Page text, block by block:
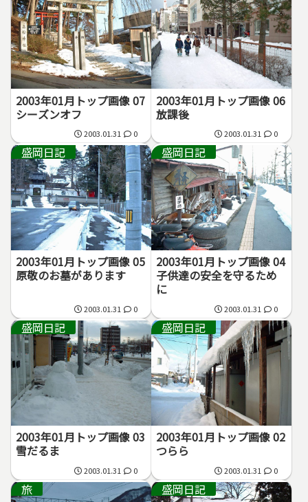
2003年01月トップ画像 07
シーズンオフ
2003.01.31 0
2003年01月トップ画像 06
放課後
2003.01.31 0
盛岡日記
2003年01月トップ画像 05
原敬のお墓があります
2003.01.31 0
盛岡日記
2003年01月トップ画像 04
子供達の安全を守るため
に
2003.01.31 0
盛岡日記
2003年01月トップ画像 03
雪だるま
2003.01.31 0
盛岡日記
2003年01月トップ画像 02
つらら
2003.01.31 0
旅 盛岡日記